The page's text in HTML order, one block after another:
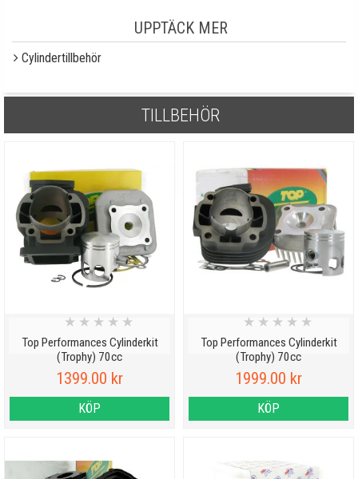
UPPTÄCK MER
Cylindertillbehör
TILLBEHÖR
Top Performances Cylinderkit
(Trophy) 70cc
★ ★ ★ ★ ★
1399.00 kr
KÖP
Top Performances Cylinderkit
(Trophy) 70cc
★ ★ ★ ★ ★
1999.00 kr
KÖP